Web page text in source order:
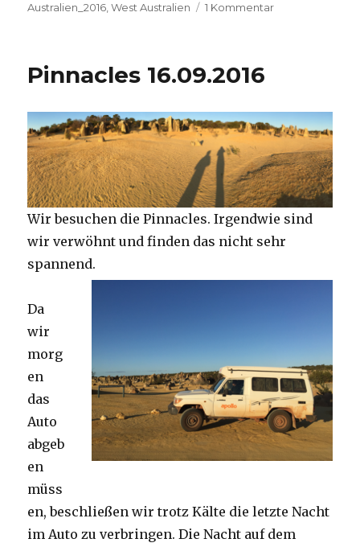
am
Australien_2016 ,West Australien 1 Kommentarzu
Pinnacles 16.09.2016
Wir besuchen die Pinnacles. Irgendwie sind
wir verwöhnt und finden das nicht sehr
spannend.
Da
wir
morg
en
das
Auto
abgeb
en
müss
en, beschließen wir trotz Kälte die letzte Nacht
im Auto zu verbringen. Die Nacht auf dem